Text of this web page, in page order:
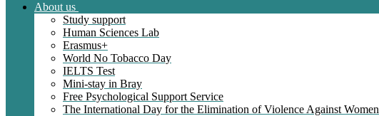
About us
Study support
Human Sciences Lab
Erasmus+
World No Tobacco Day
IELTS Test
Mini-stay in Bray
Free Psychological Support Service
The International Day for the Elimination of Violence Against Women